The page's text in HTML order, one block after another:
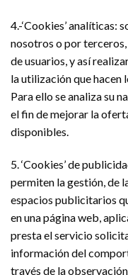
4.-‘Cookies’ analíticas:
nosotros o por
de usuarios, y así
la utilización que hacen
Para ello se analiza su
el fin de mejorar la
disponibles.
5. ‘Cookies’ de
permiten la gestión, de
espacios publicitarios
en una página web,
presta el servicio
información del
través de la